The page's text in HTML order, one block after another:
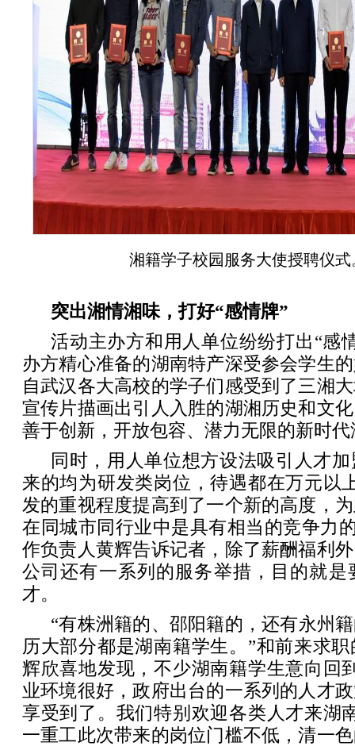
湘籍学子校园服务大使授聘仪
突出湘情湘味，打好“感情牌”
活动主办方和用人单位纷纷打出“感
办方精心准备的湖南特产深受参会学生
自武汉各大高校的学子们感受到了三湘
宣传片描画出引人入胜的湖湘历史和文
善于创新，开放包容、潜力无限的新时
同时，用人单位想方设法吸引人才
来的均为研发类岗位，待遇都在万元以
发的重视程度提高到了一个新的高度，
在同城市同行业中是具有相当的竞争力
作负责人黄辉告诉记者，除了薪酬福利
公司还有一系列的服务举措，目的就是
才。
“有株洲籍的、邵阳籍的，还有永州
历大部分都是湖南籍学生。”和前来求
辉欣喜地发现，不少湖南籍学生意向回
业环境很好，政府出台的一系列的人才
享受到了。我们特别欢迎各类人才来湖
一重工此次带来的岗位门槛不低，清一